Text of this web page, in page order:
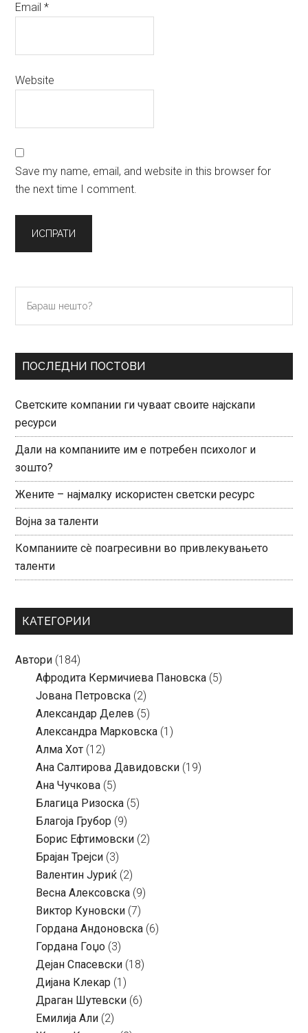
Email*
Website
Save my name, email, and website in this browser for
the next time I comment.
Primary
Sidebar
нешто?
ПОСЛЕДНИ ПОСТОВИ
Светските компании ги чуваат своите најскапи
ресурси
Дали на компаниите им е потребен психолог и
зошто?
Жените – најмалку искористен светски ресурс
Војна за таленти
Компаниите сè поагресивни во привлекувањето
таленти
КАТЕГОРИИ
Автори (184)
Aфродита Кермичиева Пановска (5)
Јована Петровска (2)
Александар Делев (5)
Александра Марковска (1)
Алма Хот (12)
Ана Салтирова Давидовски (19)
Ана Чучкова (5)
Благица Ризоска (5)
Благоја Грубор (9)
Борис Ефтимовски (2)
Брајан Трејси (3)
Валентин Јуриќ (2)
Весна Алексовска (9)
Виктор Куновски (7)
Гордана Андоновска (6)
Гордана Гоџо (3)
Дејан Спасевски (18)
Дијана Клекар (1)
Драган Шутевски (6)
Емилија Али (2)